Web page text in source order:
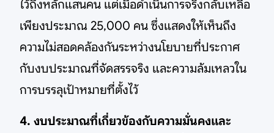
ไว้ถึงหลักแสนคน แต่เมื่อดำเนินการจริงกลับเหลือ
เพียงประมาณ 25,000 คน ซึ่งแสดงให้เห็นถึง
ความไม่สอดคล้องกันระหว่างนโยบายที่ประกาศ
กับงบประมาณที่จัดสรรจริง และความล้มเหลวใน
การบรรลุเป้าหมายที่ตั้งไว้
4. งบประมาณที่เกี่ยวข้องกับความมั่นคงและ